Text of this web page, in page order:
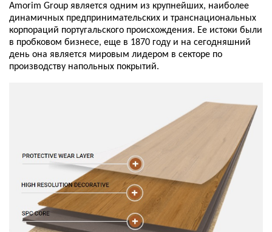
Amorim Group является одним из крупнейших, наиболее
динамичных предпринимательских и транснациональных
корпораций португальского происхождения. Ее истоки были
в пробковом бизнесе, еще в 1870 году и на сегодняшний
день она является мировым лидером в секторе по
производству напольных покрытий.